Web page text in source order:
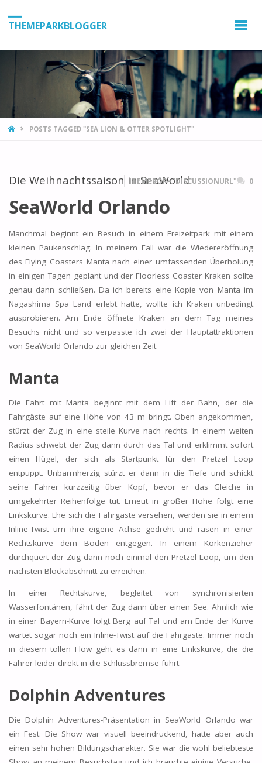
THEMEPARKBLOGGER
HOMEPOSTS TAGGED "SEA LION & OTTER SPOTLIGHT"
Die Weihnachtssaison in SeaWorld
ITEMPROP="DISCUSSIONURL" 0
SeaWorld Orlando
Manchmal beginnt ein Besuch in einem Freizeitpark mit einem
kleinen Paukenschlag. In meinem Fall war die Wiedereröffnung
des Flying Coasters Manta nach einer umfassenden Überholung
in einigen Tagen geplant und der Floorless Coaster Kraken sollte
genau dann schließen. Da ich bereits eine Kopie von Manta im
Nagashima Spa Land erlebt hatte, wollte ich Kraken unbedingt
ausprobieren. Am Ende öffnete Kraken an dem Tag meines
Besuchs nicht und so verpasste ich zwei der Hauptattraktionen
von SeaWorld Orlando zur gleichen Zeit.
Manta
Die Fahrt mit Manta beginnt mit dem Lift der Bahn, der die
Fahrgäste auf eine Höhe von 43 m bringt. Oben angekommen,
stürzt der Zug in eine steile Kurve nach rechts. In einem weiten
Radius schwebt der Zug dann durch das Tal und erklimmt sofort
einen Hügel, der sich als Startpunkt für den Pretzel Loop
entpuppt. Unbarmherzig stürzt er dann in die Tiefe und schickt
seine Fahrer kurzzeitig über Kopf, bevor er das Gleiche in
umgekehrter Reihenfolge tut. Erneut in großer Höhe folgt eine
Linkskurve. Ehe sich die Fahrgäste versehen, werden sie in einem
Inline-Twist um ihre eigene Achse gedreht und rasen in einer
Rechtskurve dem Boden entgegen. In einem Korkenzieher
durchquert der Zug dann noch einmal den Pretzel Loop, um den
nächsten Blockabschnitt zu erreichen.
In einer Rechtskurve, begleitet von synchronisierten
Wasserfontänen, fährt der Zug dann über einen See. Ähnlich wie
in einer Bayern-Kurve folgt Berg auf Tal und am Ende der Kurve
wartet sogar noch ein Inline-Twist auf die Fahrgäste. Immer noch
in diesem tollen Flow geht es dann in eine Linkskurve, die die
Fahrer leider direkt in die Schlussbremse führt.
Dolphin Adventures
Die Dolphin Adventures-Präsentation in SeaWorld Orlando war
ein Fest. Die Show war visuell beeindruckend, hatte aber auch
einen sehr hohen Bildungscharakter. Sie war die wohl beliebteste